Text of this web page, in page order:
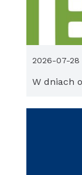
W dniach
2026-07-28